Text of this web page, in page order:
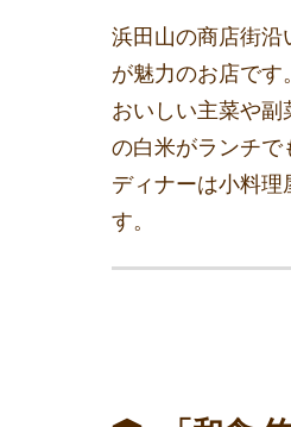
浜田山の商店街沿
が魅力のお店です
おいしい主菜や
の白米がランチで
ディナーは小料
す。